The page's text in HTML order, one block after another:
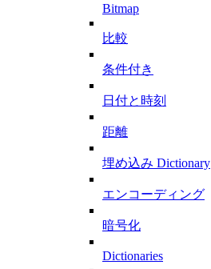
Bitmap
比較
条件付き
日付と時刻
距離
埋め込み Dictionary
エンコーディング
暗号化
Dictionaries